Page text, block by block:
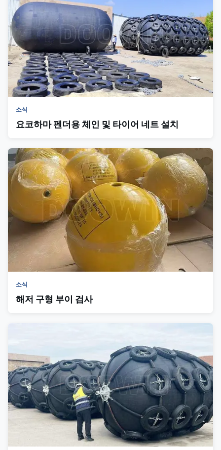
소식
요코하마 펜더용 체인 및 타이어 네트 설치
소식
해저 구형 부이 검사